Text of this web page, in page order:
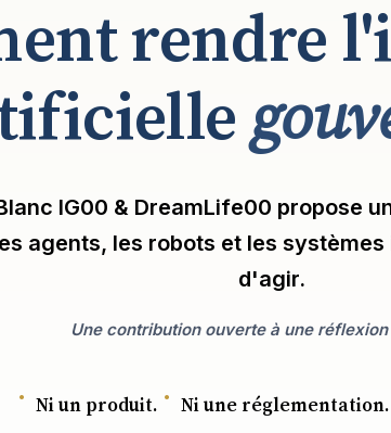
rendre
IG00 & DreamLife00 propose
agents, les robots et les
d'agir.
Une contribution ouverte à une
Ni un produit. Ni une réglementation.